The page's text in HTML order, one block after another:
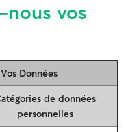
vos
Données
de données
personnelles